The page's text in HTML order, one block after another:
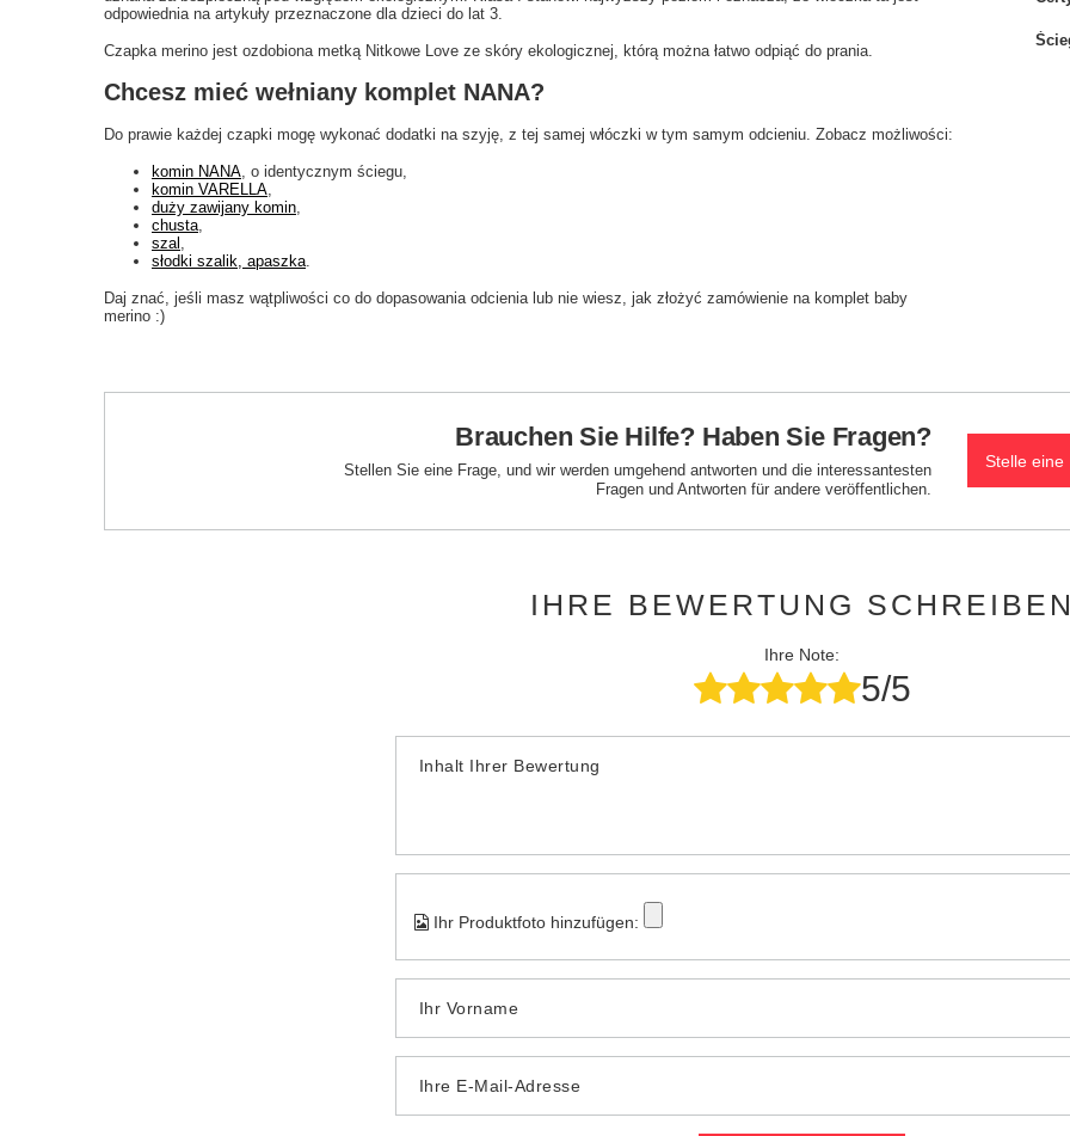
odpowiednia na artykuły przeznaczone dla dzieci do lat 3.
Czapka merino jest ozdobiona metką Nitkowe Love ze skóry ekologicznej, którą można łatwo odpiąć do prania.
Chcesz mieć wełniany komplet NANA?
Do prawie każdej czapki mogę wykonać dodatki na szyję, z tej samej włóczki w tym samym odcieniu. Zobacz możliwości:
komin NANA , o identycznym ściegu,
komin VARELLA
duży zawijany komin
chusta
szal
słodki szalik, apaszka
Daj znać, jeśli masz wątpliwości co do dopasowania odcienia lub nie wiesz, jak złożyć zamówienie na komplet baby
merino :)
Brauchen Sie Hilfe? Haben Sie Fragen?
Stellen Sie eine Frage, und wir werden umgehend antworten und die interessantesten
Fragen und Antworten für andere veröffentlichen.
Stelle eine
IHRE BEWERTUNG
Ihre Note:
5/5
Inhalt Ihrer Bewertung
Ihr Produktfoto hinzufügen:
Ihr Vorname
Ihre E-Mail-Adresse